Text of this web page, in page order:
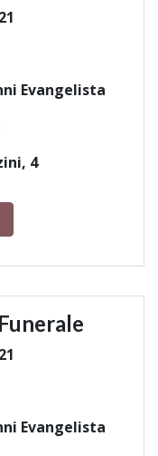
Evangelista
4
Evangelista